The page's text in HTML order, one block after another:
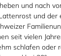
und nach
und der
seit vielen
schlafen oder